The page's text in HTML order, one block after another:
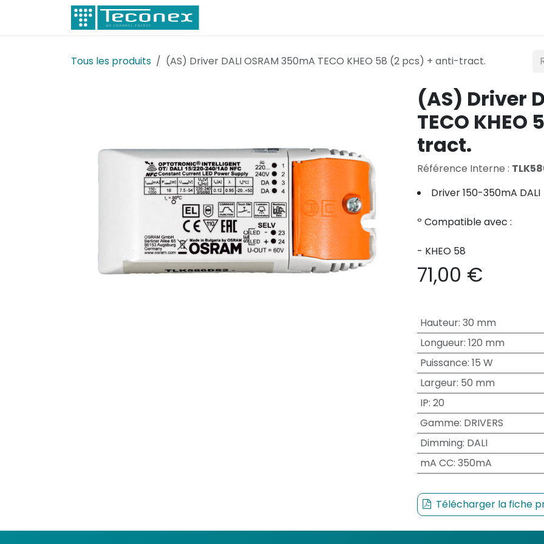
Se rendre au contenu
Tous les produits (AS) Driver DALI OSRAM 350mA TECO KHEO 58 (2 pcs) + anti-tract.
(AS) Driver
TECO
tract.
Référence Interne :
Driver 150-350mA DALI
º Compatible avec :
- KHEO 58
71,00 €
Hauteur: 30 mm
Longueur: 120 mm
Puissance: 15 W
Largeur: 50 mm
IP: 20
Gamme: DRIVERS
Dimming: DALI
mA CC: 350mA
Télécharger la fiche